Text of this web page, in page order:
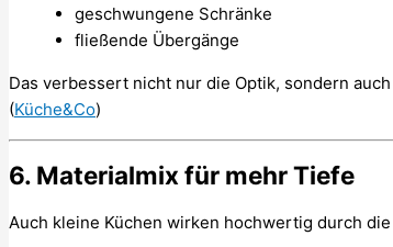
geschwungene Schränke
fließende Übergänge
Das verbessert nicht nur die Optik, sondern
(Küche&Co)
6. Materialmix für mehr Tiefe
Auch kleine Küchen wirken hochwertig durch